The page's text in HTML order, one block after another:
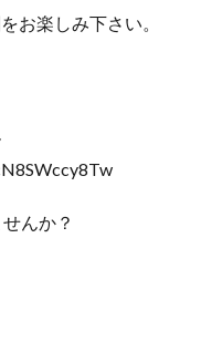
お楽しみ下さい。
んか？